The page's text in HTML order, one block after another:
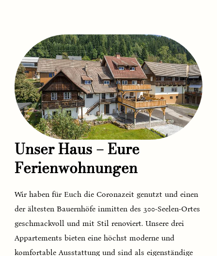
Unser Haus – Eure
Ferienwohnungen
Wir haben für Euch die Coronazeit genutzt und einen
der ältesten Bauernhöfe inmitten des 300-Seelen-Ortes
geschmackvoll und mit Stil renoviert. Unsere drei
Appartements bieten eine höchst moderne und
komfortable Ausstattung und sind als eigenständige